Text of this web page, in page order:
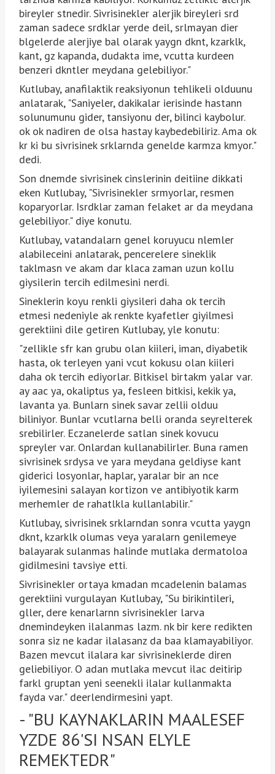
bireyler stnedir. Sivrisinekler alerjik bireyleri srd
zaman sadece srdklar yerde deil, srlmayan dier
blgelerde alerjiye bal olarak yaygn dknt, kzarklk,
kant, gz kapanda, dudakta ime, vcutta kurdeen
benzeri dkntler meydana gelebiliyor."
Kutlubay, anafilaktik reaksiyonun tehlikeli olduunu
anlatarak, "Saniyeler, dakikalar ierisinde hastann
solunumunu gider, tansiyonu der, bilinci kaybolur.
ok ok nadiren de olsa hastay kaybedebiliriz. Ama ok
kr ki bu sivrisinek srklarnda genelde karmza kmyor."
dedi.
Son dnemde sivrisinek cinslerinin deitiine dikkati
eken Kutlubay, "Sivrisinekler srmyorlar, resmen
koparyorlar. Isrdklar zaman felaket ar da meydana
gelebiliyor." diye konutu.
Kutlubay, vatandalarn genel koruyucu nlemler
alabileceini anlatarak, pencerelere sineklik
taklmasn ve akam dar klaca zaman uzun kollu
giysilerin tercih edilmesini nerdi.
Sineklerin koyu renkli giysileri daha ok tercih
etmesi nedeniyle ak renkte kyafetler giyilmesi
gerektiini dile getiren Kutlubay, yle konutu:
"zellikle sfr kan grubu olan kiileri, iman, diyabetik
hasta, ok terleyen yani vcut kokusu olan kiileri
daha ok tercih ediyorlar. Bitkisel birtakm yalar var.
ay aac ya, okaliptus ya, fesleen bitkisi, kekik ya,
lavanta ya. Bunlarn sinek savar zellii olduu
biliniyor. Bunlar vcutlarna belli oranda seyrelterek
srebilirler. Eczanelerde satlan sinek kovucu
spreyler var. Onlardan kullanabilirler. Buna ramen
sivrisinek srdysa ve yara meydana geldiyse kant
giderici losyonlar, haplar, yaralar bir an nce
iyilemesini salayan kortizon ve antibiyotik karm
merhemler de rahatlkla kullanlabilir."
Kutlubay, sivrisinek srklarndan sonra vcutta yaygn
dknt, kzarklk olumas veya yaralarn genilemeye
balayarak sulanmas halinde mutlaka dermatoloa
gidilmesini tavsiye etti.
Sivrisinekler ortaya kmadan mcadelenin balamas
gerektiini vurgulayan Kutlubay, "Su birikintileri,
gller, dere kenarlarnn sivrisinekler larva
dnemindeyken ilalanmas lazm. nk bir kere redikten
sonra siz ne kadar ilalasanz da baa klamayabiliyor.
Bazen mevcut ilalara kar sivrisineklerde diren
geliebiliyor. O adan mutlaka mevcut ilac deitirip
farkl gruptan yeni seenekli ilalar kullanmakta
fayda var." deerlendirmesini yapt.
- "BU KAYNAKLARIN MAALESEF
YZDE 86'SI NSAN ELYLE
REMEKTEDR"